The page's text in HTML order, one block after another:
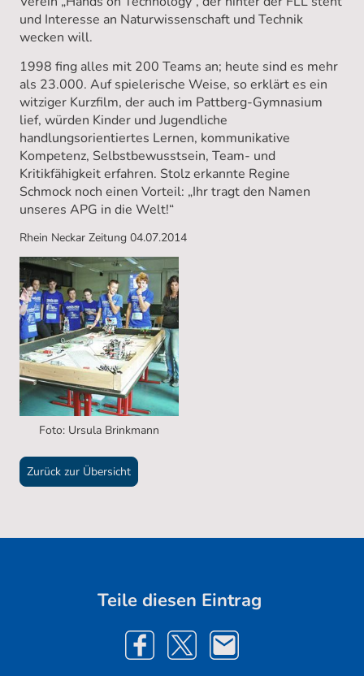
und Interesse an Naturwissenschaft und Technik
wecken will.
1998 fing alles mit 200 Teams an; heute sind es mehr
als 23.000. Auf spielerische Weise, so erklärt es ein
witziger Kurzfilm, der auch im Pattberg-Gymnasium
lief, würden Kinder und Jugendliche
handlungsorientiertes Lernen, kommunikative
Kompetenz, Selbstbewusstsein, Team- und
Kritikfähigkeit erfahren. Stolz erkannte Regine
Schmock noch einen Vorteil: „Ihr tragt den Namen
unseres APG in die Welt!“
Rhein Neckar Zeitung 04.07.2014
Foto: Ursula Brinkmann
Zurück zur Übersicht
Teile diesen Eintrag